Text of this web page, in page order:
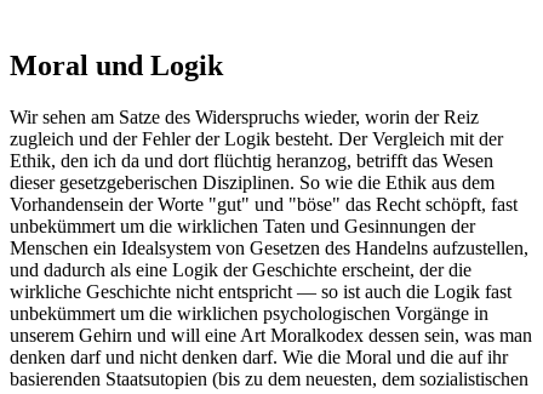
Moral und Logik
Wir sehen am Satze des Widerspruchs wieder, worin der Reiz
zugleich und der Fehler der Logik besteht. Der Vergleich mit der
Ethik, den ich da und dort flüchtig heranzog, betrifft das Wesen
dieser gesetzgeberischen Disziplinen. So wie die Ethik aus dem
Vorhandensein der Worte "gut" und "böse" das Recht schöpft, fast
unbekümmert um die wirklichen Taten und Gesinnungen der
Menschen ein Idealsystem von Gesetzen des Handelns aufzustellen,
und dadurch als eine Logik der Geschichte erscheint, der die
wirkliche Geschichte nicht entspricht — so ist auch die Logik fast
unbekümmert um die wirklichen psychologischen Vorgänge in
unserem Gehirn und will eine Art Moralkodex dessen sein, was man
denken darf und nicht denken darf. Wie die Moral und die auf ihr
basierenden Staatsutopien (bis zu dem neuesten, dem sozialistischen